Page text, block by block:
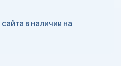
в наличии на